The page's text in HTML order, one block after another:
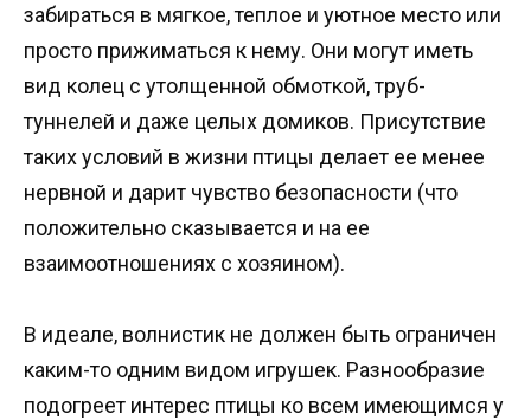
забираться в мягкое, теплое и уютное место или
просто прижиматься к нему. Они могут иметь
вид колец с утолщенной обмоткой, труб-
туннелей и даже целых домиков. Присутствие
таких условий в жизни птицы делает ее менее
нервной и дарит чувство безопасности (что
положительно сказывается и на ее
взаимоотношениях с хозяином).
В идеале, волнистик не должен быть ограничен
каким-то одним видом игрушек. Разнообразие
подогреет интерес птицы ко всем имеющимся у